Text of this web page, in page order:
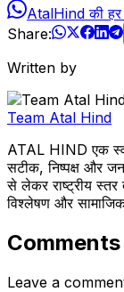
AtalHind की
Share:
Written by
Team Atal Hind
ATAL HIND एक
सटीक, निष्पक्ष और
से लेकर राष्ट्रीय स्तर
विश्लेषण और
Comments
Leave a